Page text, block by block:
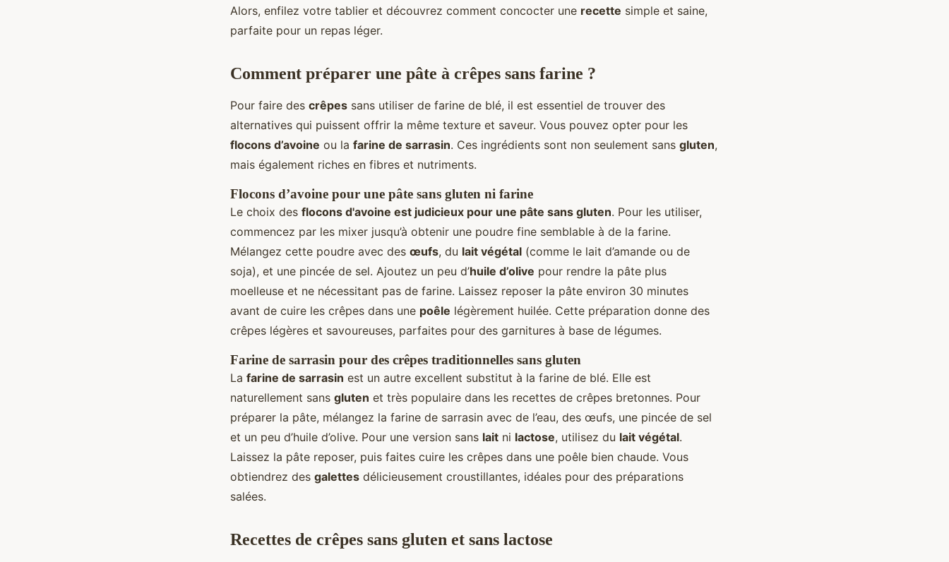
Alors, enfilez votre tablier et découvrez comment concocter une recette simple et saine,
parfaite pour un repas léger.
Comment préparer une pâte à crêpes sans farine ?
Pour faire des crêpes sans utiliser de farine de blé, il est essentiel de trouver des
alternatives qui puissent offrir la même texture et saveur. Vous pouvez opter pour les
flocons d’avoine ou la farine de sarrasin. Ces ingrédients sont non seulement sans gluten,
mais également riches en fibres et nutriments.
Flocons d’avoine pour une pâte sans gluten ni farine
Le choix des flocons d'avoine est judicieux pour une pâte sans gluten. Pour les utiliser,
commencez par les mixer jusqu’à obtenir une poudre fine semblable à de la farine.
Mélangez cette poudre avec des œufs, du lait végétal (comme le lait d’amande ou de
soja), et une pincée de sel. Ajoutez un peu d’huile d’olive pour rendre la pâte plus
moelleuse et ne nécessitant pas de farine. Laissez reposer la pâte environ 30 minutes
avant de cuire les crêpes dans une poêle légèrement huilée. Cette préparation donne des
crêpes légères et savoureuses, parfaites pour des garnitures à base de légumes.
Farine de sarrasin pour des crêpes traditionnelles sans gluten
La farine de sarrasin est un autre excellent substitut à la farine de blé. Elle est
naturellement sans gluten et très populaire dans les recettes de crêpes bretonnes. Pour
préparer la pâte, mélangez la farine de sarrasin avec de l’eau, des œufs, une pincée de sel
et un peu d’huile d’olive. Pour une version sans lait ni lactose, utilisez du lait végétal.
Laissez la pâte reposer, puis faites cuire les crêpes dans une poêle bien chaude. Vous
obtiendrez des galettes délicieusement croustillantes, idéales pour des préparations
salées.
Recettes de crêpes sans gluten et sans lactose